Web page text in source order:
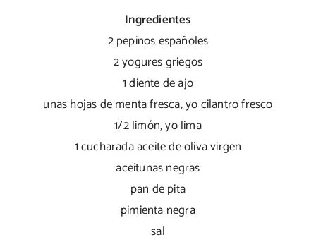
Ingredientes
2 pepinos españoles
2 yogures griegos
1 diente de ajo
unas hojas de menta fresca, yo cilantro fresco
1/2 limón, yo lima
1 cucharada aceite de oliva virgen
aceitunas negras
pan de pita
pimienta negra
sal